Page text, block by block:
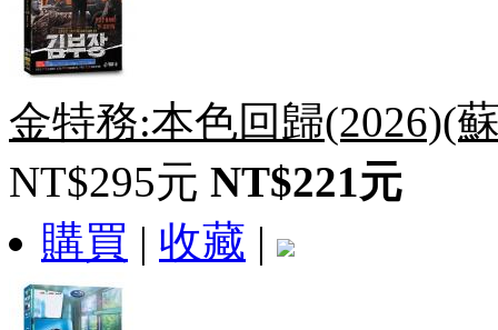
金特務:本色回歸(2026)(
NT$295元 NT$221元
購買 | 收藏 |